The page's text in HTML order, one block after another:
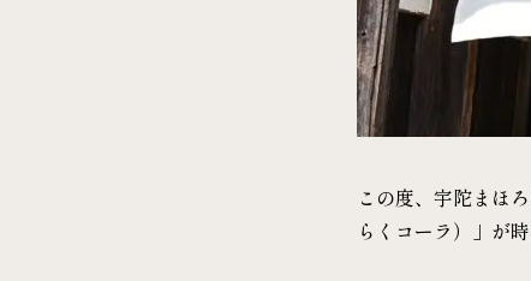
この度、宇陀まほ
らくコーラ）」が